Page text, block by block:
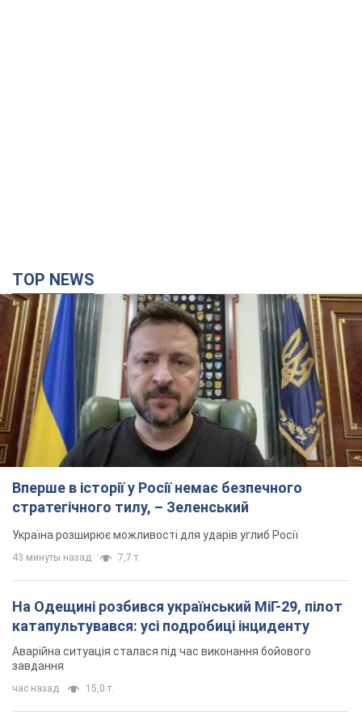
TOP NEWS
Вперше в історії у Росії немає безпечного
стратегічного тилу, – Зеленський
Україна розширює можливості для ударів углиб Росії
43 минуты назад 7,7 т.
На Одещині розбився український МіГ-29, пілот
катапультувався: усі подробиці інциденту
Аварійна ситуація сталася під час виконання бойового
завдання
час назад 15,0 т.